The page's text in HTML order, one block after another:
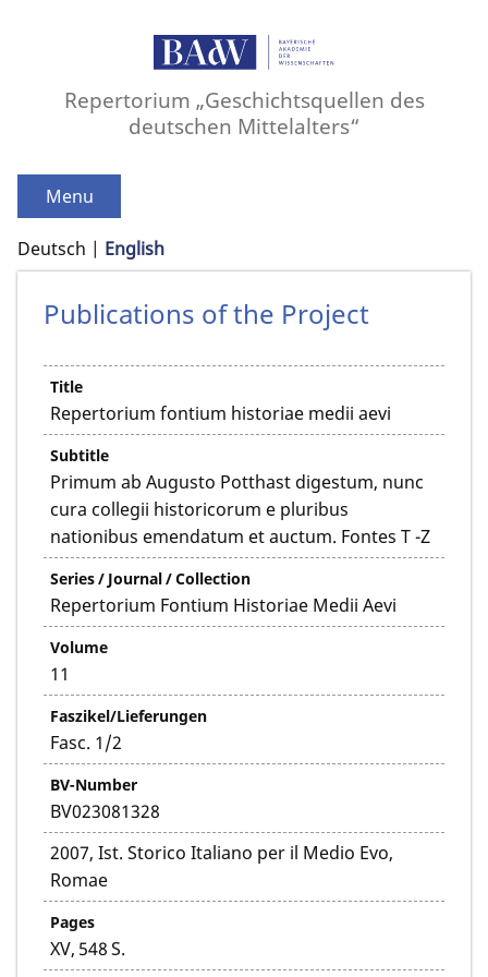
Repertorium „Geschichtsquellen des
deutschen Mittelalters“
Menu
Deutsch English
Publications of the Project
Title
Repertorium fontium historiae medii aevi
Subtitle
Primum ab Augusto Potthast digestum, nunc
cura collegii historicorum e pluribus
nationibus emendatum et auctum. Fontes T -Z
Series / Journal / Collection
Repertorium Fontium Historiae Medii Aevi
Volume
11
Faszikel/Lieferungen
Fasc. 1/2
BV-Number
BV023081328
2007, Ist. Storico Italiano per il Medio Evo,
Romae
Pages
XV, 548 S.